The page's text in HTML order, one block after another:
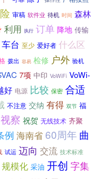
审稿 软件业 待机 时间 森林
利用 执行 订单 降地 传输
车台 至少 爱好者 什么区
拨出 容易 检修 户外 验机
7项 中印 VoWiFi VoWi-
好 电源 比较 保密 合适
不注意 交纳 有得 双节 福
视察 祝贺 无线技术 齐聚
例 海南省60周年 曲
试运 迈向 交流 技术标准
规模化 采油 开创 字集